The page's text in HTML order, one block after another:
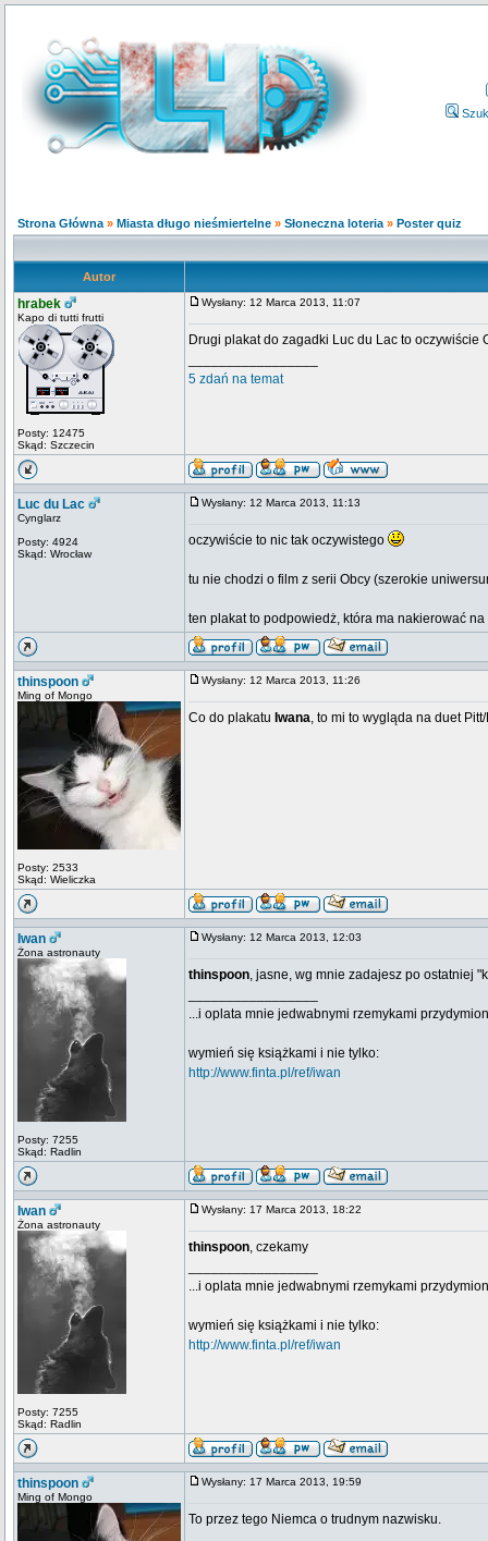
Strona Główna » Miasta długo nieśmiertelne » Słoneczna loteria » Poster quiz
Autor
hrabek
Kapo di tutti frutti
Posty: 12475
Skąd: Szczecin
Wysłany: 12 Marca 2013, 11:07
Drugi plakat do zagadki Luc du Lac to oczywiście
5 zdań na temat
Luc du Lac
Cynglarz
Posty: 4924
Skąd: Wrocław
Wysłany: 12 Marca 2013, 11:13
oczywiście to nic tak oczywistego
tu nie chodzi o film z serii Obcy (szerokie
ten plakat to podpowiedż, która ma nakierować na
thinspoon
Ming of Mongo
Posty: 2533
Skąd: Wieliczka
Wysłany: 12 Marca 2013, 11:26
Co do plakatu Iwana, to mi to wygląda na duet
Iwan
Żona astronauty
Posty: 7255
Skąd: Radlin
Wysłany: 12 Marca 2013, 12:03
thinspoon, jasne, wg mnie zadajesz po ostatniej
...i oplata mnie jedwabnymi rzemykami
wymień się książkami i nie tylko:
http://www.finta.pl/ref/iwan
Iwan
Żona astronauty
Posty: 7255
Skąd: Radlin
Wysłany: 17 Marca 2013, 18:22
thinspoon, czekamy
...i oplata mnie jedwabnymi rzemykami
wymień się książkami i nie tylko:
http://www.finta.pl/ref/iwan
thinspoon
Ming of Mongo
Wysłany: 17 Marca 2013, 19:59
To przez tego Niemca o trudnym nazwisku.